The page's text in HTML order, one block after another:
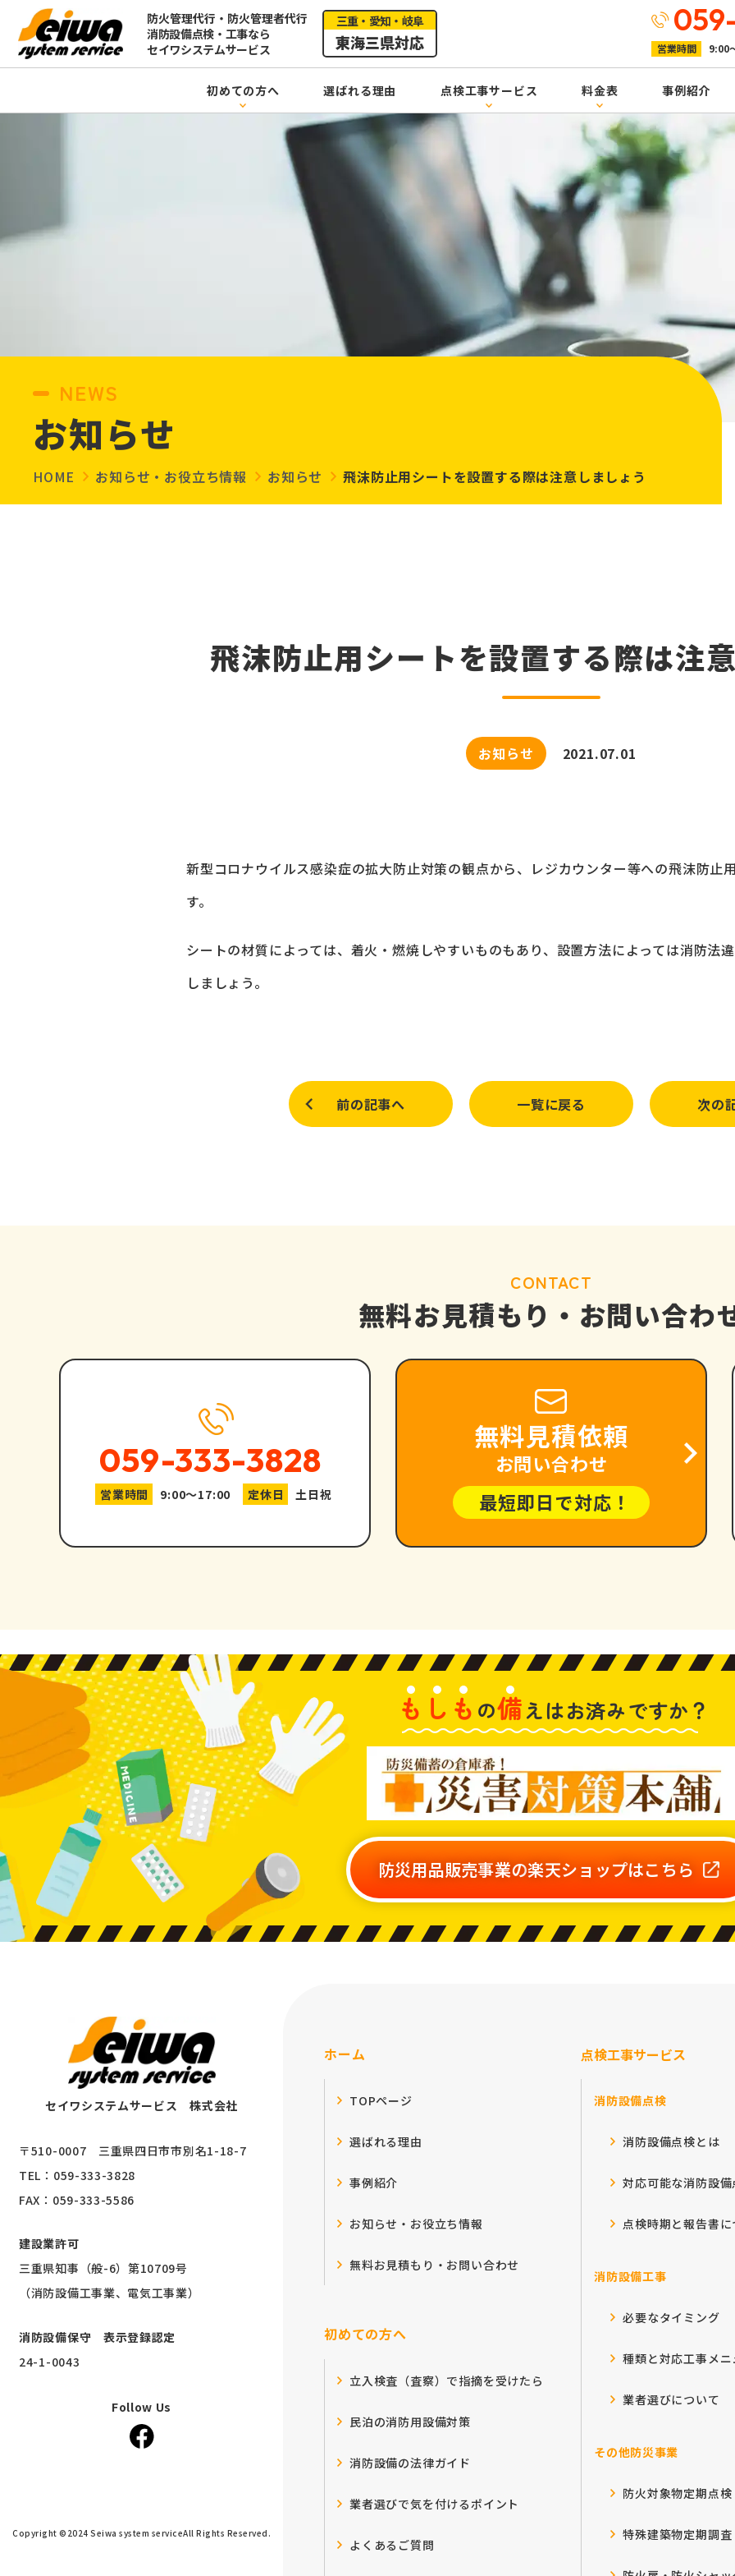
防火管理代行・防火管理者代行
消防設備点検・工事なら
セイワシステムサービス
三重・愛知・岐阜
東海三県対応 営業時間 9:00
初めての方へ 選ばれる理由 点検工事サービス 料金表 事例紹介
NEWS
お知らせ
HOME お知らせ・お役立ち情報 お知らせ 飛沫防止用シートを設置する際は注意しましょう
飛沫防止用シートを設置する際は注
お知らせ 2021.07.01
新型コロナウイルス感染症の拡大防止対策の観点から、レジカウンター等への飛沫防止
す。
シートの材質によっては、着火・燃焼しやすいものもあり、設置方法によっては消防法
しましょう。
前の記事へ 一覧に戻る 次の
CONTACT
無料お見積もり・ お問い合わ
059-333-3828
営業時間 9:00～17:00 定休日 土日祝
無料見積依頼
お問い合わせ
最短即日で対応！
も し も の備えはお済みですか？
防災用品販売事業の楽天ショップはこちら
セイワシステムサービス 株式会社
〒510-0007 三重県四日市市別名1-18-7
TEL：059-333-3828
FAX：059-333-5586
建設業許可
三重県知事（般-6）第10709号
（消防設備工事業、電気工事業）
消防設備保守 表示登録認定
24-1-0043
Follow Us
Copyright ©2024 Seiwa system serviceAll Rights Reserved.
ホーム
TOPページ
選ばれる理由
事例紹介
お知らせ・お役立ち情報
無料お見積もり・お問い合わせ
初めての方へ
立入検査（査察）で指摘を受けたら
民泊の消防用設備対策
消防設備の法律ガイド
業者選びで気を付けるポイント
よくあるご質問
点検工事サービス
消防設備点検
消防設備点検とは
対応可能な消防設
点検時期と報告書
消防設備工事
必要なタイミング
種類と対応工事メ
業者選びについて
その他防災事業
防火対象物定期点検
特殊建築物定期調査